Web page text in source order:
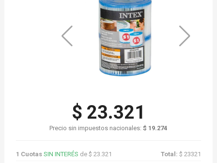
$ 23.321
Precio sin impuestos nacionales:$ 19.274
1 Cuotas SIN INTERÉS de $ 23.321 Total:$ 23321